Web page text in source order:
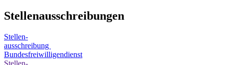
Stellenausschreibungen
Stellen-
ausschreibung
Bundesfreiwilligendienst